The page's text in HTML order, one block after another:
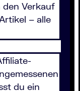
Verkauf
– alle
du ein